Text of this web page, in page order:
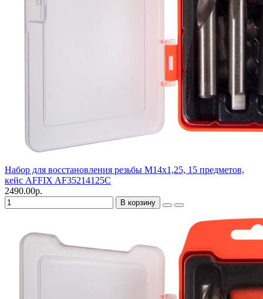
Набор для восстановления резьбы М14х1,25, 15 предметов,
кейс AFFIX AF35214125C
2490.00р.
В корзину